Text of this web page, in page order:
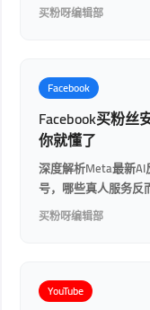
买粉呀编辑部
Facebook
Facebook买粉
你就懂了
深度解析Meta最新
号，哪些真人服务反
买粉呀编辑部
YouTube